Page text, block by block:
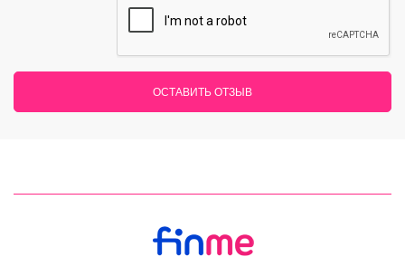
ОСТАВИТЬ ОТЗЫВ